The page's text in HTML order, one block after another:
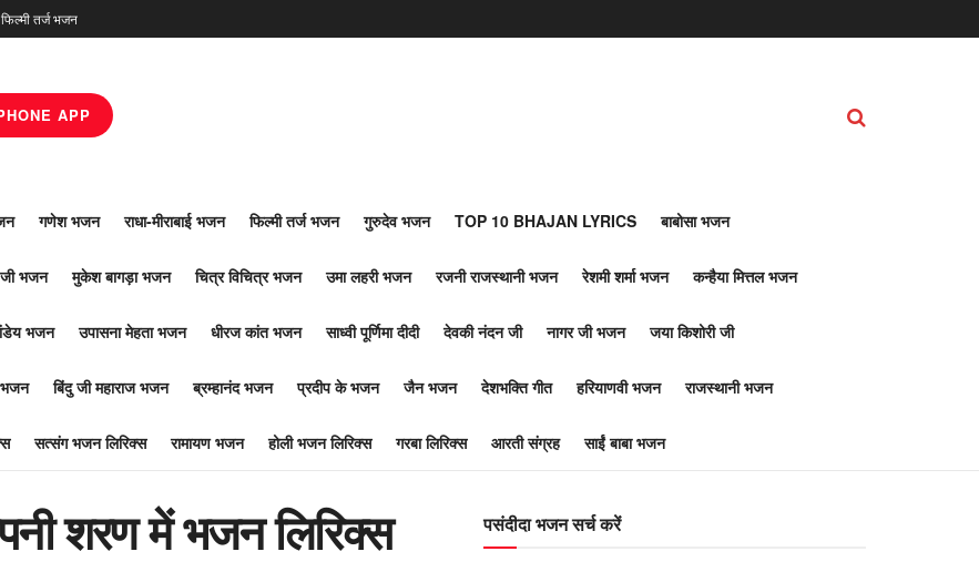
फिल्मी तर्ज भजन
APP
गणेश भजन राधा-मीराबाई भजन फिल्मी तर्ज भजन गुरुदेव भजन TOP 10 BHAJAN LYRICS बाबोसा भजन
जी भजन मुकेश बागड़ा भजन चित्र विचित्र भजन उमा लहरी भजन रजनी राजस्थानी भजन रेशमी शर्मा भजन कन्हैया मित्तल भजन
भजन उपासना मेहता भजन धीरज कांत भजन साध्वी पूर्णिमा दीदी देवकी नंदन जी नागर जी भजन जया किशोरी जी
बिंदु जी महाराज भजन ब्रम्हानंद भजन प्रदीप के भजन जैन भजन देशभक्ति गीत हरियाणवी भजन राजस्थानी भजन
सत्संग भजन लिरिक्स रामायण भजन होली भजन लिरिक्स गरबा लिरिक्स आरती संग्रह साईं बाबा भजन
शरण में भजन लिरिक्स पसंदीदा भजन सर्च करें